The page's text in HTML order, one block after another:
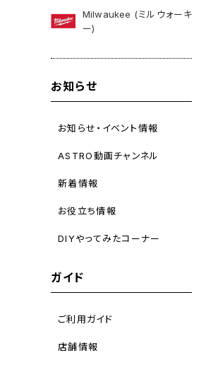
Milwaukee (ミルウォーキ
ー)
お知らせ
お知らせ・イベント情報
ASTRO動画チャンネル
新着情報
お役立ち情報
DIYやってみたコーナー
ガイド
ご利用ガイド
店舗情報